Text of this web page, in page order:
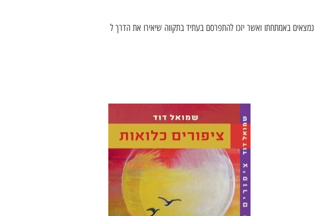
נמצאים באמתחתו ואשר יזכו להתפרסם בעתיד בתקווה שיאירו את הדרך ל